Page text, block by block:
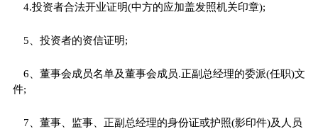
4.投资者合法开业证明(中方的应加盖发照机关印章);
5、投资者的资信证明;
6、董事会成员名单及董事会成员.正副总经理的委派(任职)文
件;
7、董事、监事、正副总经理的身份证或护照(影印件)及人员